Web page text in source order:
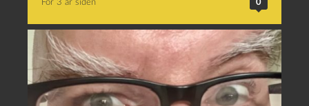
For 3 år siden 0